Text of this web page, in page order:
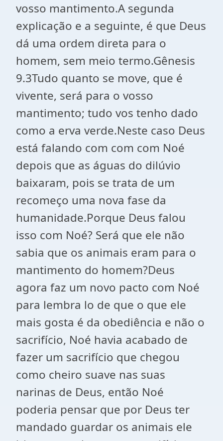
vosso mantimento.A segunda
explicação e a seguinte, é que Deus
dá uma ordem direta para o
homem, sem meio termo.Gênesis
9.3Tudo quanto se move, que é
vivente, será para o vosso
mantimento; tudo vos tenho dado
como a erva verde.Neste caso Deus
está falando com com com Noé
depois que as águas do dilúvio
baixaram, pois se trata de um
recomeço uma nova fase da
humanidade.Porque Deus falou
isso com Noé? Será que ele não
sabia que os animais eram para o
mantimento do homem?Deus
agora faz um novo pacto com Noé
para lembra lo de que o que ele
mais gosta é da obediência e não o
sacrifício, Noé havia acabado de
fazer um sacrifício que chegou
como cheiro suave nas suas
narinas de Deus, então Noé
poderia pensar que por Deus ter
mandado guardar os animais ele